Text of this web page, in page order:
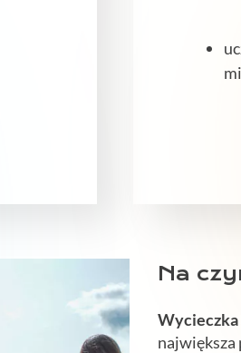
Na
Wycieczka
największa